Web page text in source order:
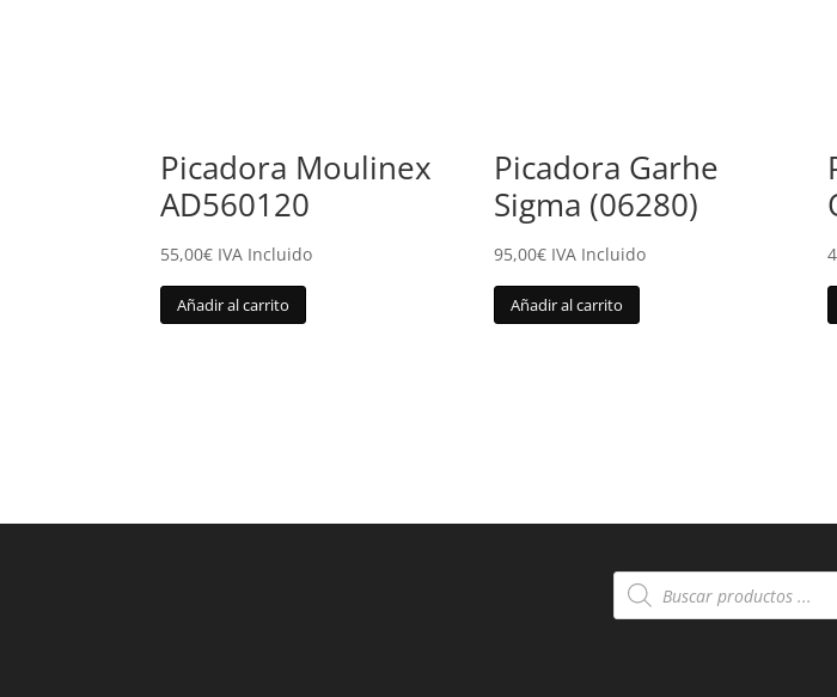
Picadora Moulinex
AD560120
55,00€ IVA Incluido
Añadir al carrito
Picadora Garhe
Sigma (06280)
95,00€ IVA Incluido
Añadir al carrito
Búsqueda
de